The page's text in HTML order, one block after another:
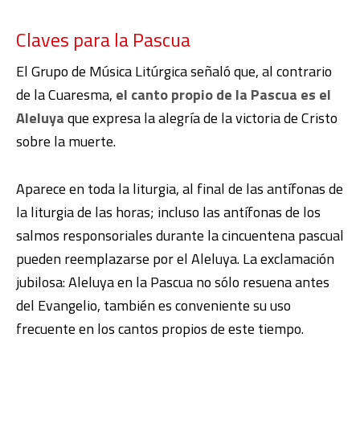
Claves para la Pascua
El Grupo de Música Litúrgica señaló que, al contrario
de la Cuaresma, el canto propio de la Pascua es el
Aleluyaque expresa la alegría de la victoria de Cristo
sobre la muerte.
Aparece en toda la liturgia, al final de las antífonas de
la liturgia de las horas; incluso las antífonas de los
salmos responsoriales durante la cincuentena pascual
pueden reemplazarse por el Aleluya. La exclamación
jubilosa: Aleluya en la Pascua no sólo resuena antes
del Evangelio, también es conveniente su uso
frecuente en los cantos propios de este tiempo.